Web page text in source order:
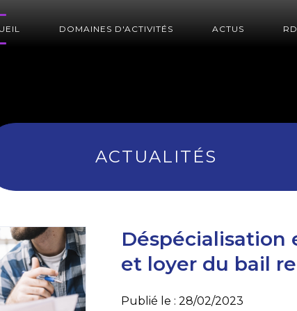
DOMAINES D'ACTIVITÉS ACTUS
ACTUALITÉS
Déspécialisation
et loyer du bail
Publié le : 28/02/2023